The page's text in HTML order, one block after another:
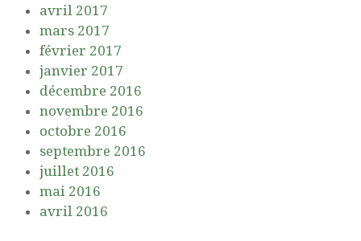
avril 2017
mars 2017
février 2017
janvier 2017
décembre 2016
novembre 2016
octobre 2016
septembre 2016
juillet 2016
mai 2016
avril 2016